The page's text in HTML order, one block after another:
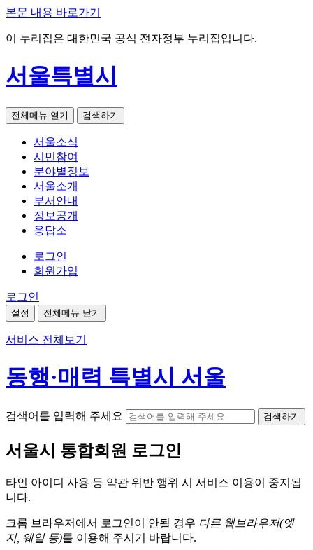
본문 내용 바로가기
이 누리집은 대한민국 공식 전자정부 누리집입니다.
서울특별시
전체메뉴 열기 검색하기
서울소식
시민참여
분야별정보
서울소개
부서안내
정보공개
응답소
로그인
회원가입
로그인
설정 전체메뉴 닫기
서비스 전체보기
동행·매력 특별시 서울
검색어를 입력해 주세요 검색하기
서울시 통합회원 로그인
타인 아이디 사용 등 약관 위반 행위 시 서비스 이용이 중지됩
니다.
크롬 브라우저에서 로그인이 안될 경우 다른 웹브라우저(엣
지, 웨일 등)를 이용해 주시기 바랍니다.